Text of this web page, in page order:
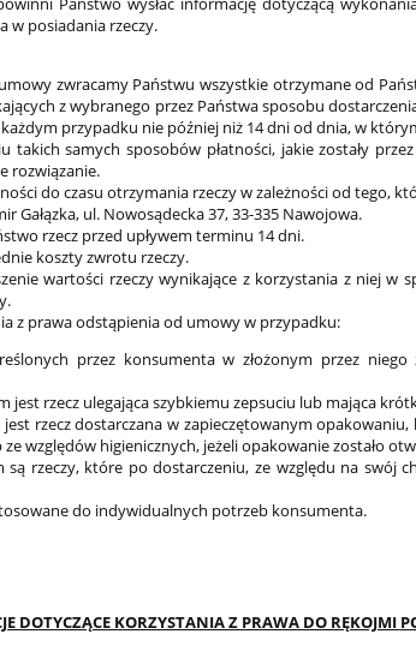
w posiadania rzeczy.
zwracamy Państwu wszystkie otrzymane od
z wybranego przez Państwa sposobu
każdym przypadku nie później niż 14 dni od dnia, w
takich samych sposobów płatności, jakie zostały
rozwiązanie.
do czasu otrzymania rzeczy w zależności od tego,
Gałązka, ul. Nowosądecka 37, 33-335 Nawojowa.
rzecz przed upływem terminu 14 dni.
koszty zwrotu rzeczy.
wartości rzeczy wynikające z korzystania z niej w
z prawa odstąpienia od umowy w przypadku:
przez konsumenta w złożonym przez
jest rzecz ulegająca szybkiemu zepsuciu lub mająca
rzecz dostarczana w zapieczętowanym
względów higienicznych, jeżeli opakowanie zostało
rzeczy, które po dostarczeniu, ze względu na swój
do indywidualnych potrzeb konsumenta.
DOTYCZĄCE KORZYSTANIA Z PRAWA DO RĘKOJMI